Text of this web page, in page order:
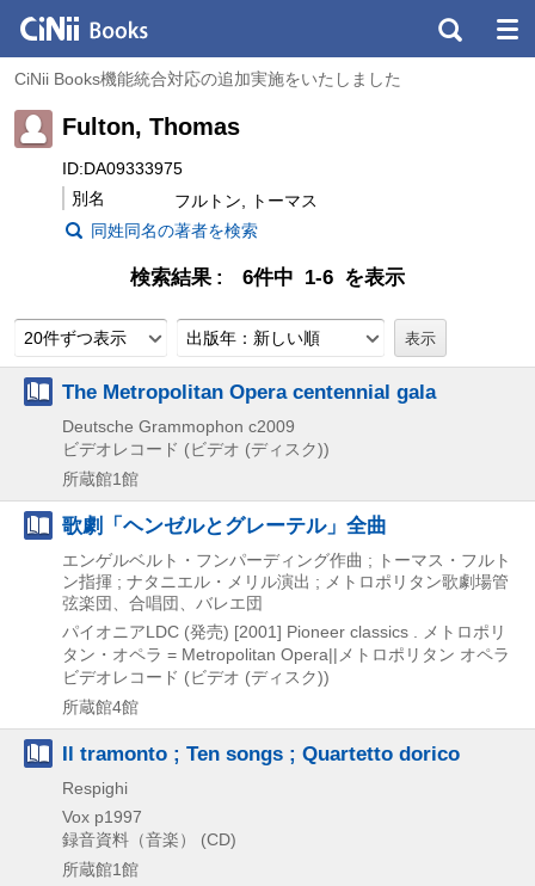
CiNii Books機能統合対応の追加実施をいたしました
Fulton, Thomas
ID:DA09333975
別名
フルトン, トーマス
同姓同名の著者を検索
検索結果 6件中 1-6 を表示
20件ずつ表示 出版年：新しい順
The Metropolitan Opera centennial gala
Deutsche Grammophon c2009
ビデオレコード (ビデオ (ディスク))
所蔵館1館
歌劇「ヘンゼルとグレーテル」全曲
エンゲルベルト・フンパーディング作曲 ; トーマス・フルト
ン指揮 ; ナタニエル・メリル演出 ; メトロポリタン歌劇場管
弦楽団、合唱団、バレエ団
パイオニアLDC (発売) [2001] Pioneer classics . メトロポリ
タン・オペラ = Metropolitan Opera||メトロポリタン オペラ
ビデオレコード (ビデオ (ディスク))
所蔵館4館
Il tramonto ; Ten songs ; Quartetto dorico
Respighi
Vox p1997
録音資料（音楽） (CD)
所蔵館1館